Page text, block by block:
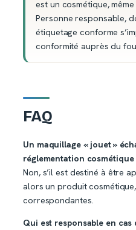
est un cosmétique,
Personne responsable,
étiquetage conforme
conformité auprès du
FAQ
Un maquillage « jouet »
réglementation cosmétique
Non, s’il est destiné à être
alors un produit
correspondantes.
Qui est responsable en cas